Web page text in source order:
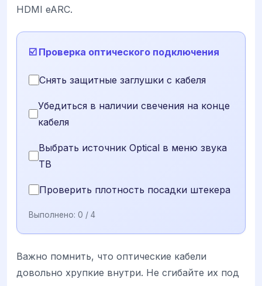
HDMI eARC.
☑️ Проверка оптического подключения
Снять защитные заглушки с кабеля
Убедиться в наличии свечения на конце
кабеля
Выбрать источник Optical в меню звука
ТВ
Проверить плотность посадки штекера
Выполнено: 0 / 4
Важно помнить, что оптические кабели
довольно хрупкие внутри. Не сгибайте их под